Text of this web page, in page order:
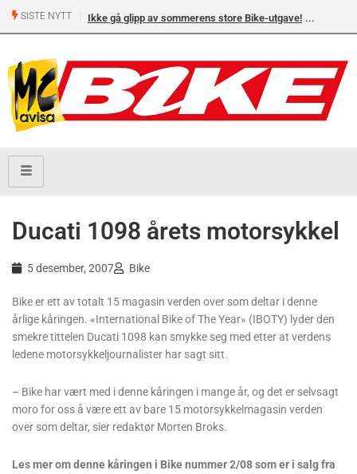
SISTE NYTT Ikke gå glipp av sommerens store Bike-utgave!
Ducati 1098 årets motorsykkel
5 desember, 2007 Bike
Bike er ett av totalt 15 magasin verden over som deltar i denne
årlige kåringen. «International Bike of The Year» (IBOTY) lyder den
smekre tittelen Ducati 1098 kan smykke seg med etter at verdens
ledene motorsykkeljournalister har sagt sitt.
– Bike har vært med i denne kåringen i mange år, og det er selvsagt
moro for oss å være ett av bare 15 motorsykkelmagasin verden
over som deltar, sier redaktør Morten Broks.
Les mer om denne kåringen i Bike nummer 2/08 som er i salg fra